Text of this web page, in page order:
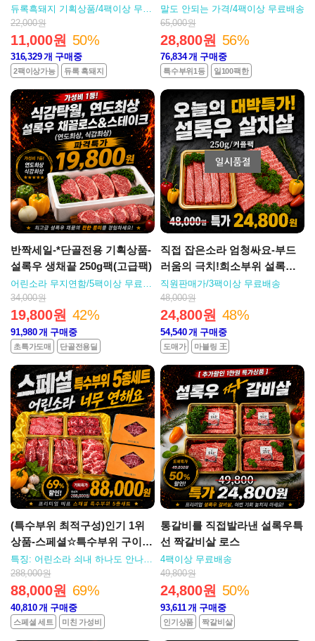
살/도톰 삼겹살 3인분/500g팩
듀록흑돼지 기획상품/4팩이상 무료
배송
22,000원
11,000원 50%
316,329개 구매중
2팩이상가능 듀록 흑돼지
말도 안되는 가격/4팩이상 무료배송
65,000원
28,800원 56%
76,834개 구매중
특수부위1등 일100팩한
반짝세일-*단골전용 기획상품-
설록우 생채끝 250g팩(고급팩)
어린소라 무지연함/5팩이상 무료배
송
34,000원
19,800원 42%
91,980개 구매중
초특가도매 단골전용딜
직접 잡은소라 엄청싸요-부드
러움의 극치!희소부위 설록우
특살치살 250g
직원판매가/3팩이상 무료배송
48,000원
24,800원 48%
54,540개 구매중
도매가 마블링 王
(특수부위 최적구성)인기 1위
상품-스페셜☆특수부위 구이세
트/*무료배송
특징: 어린소라 쇠내 하나도 안나
요/무료배송
288,000원
88,000원 69%
40,810개 구매중
스페셜 세트 미친 가성비
통갈비를 직접발라낸 설록우특
선 짝갈비살 로스
4팩이상 무료배송
49,800원
24,800원 50%
93,611개 구매중
인기상품 짝갈비살